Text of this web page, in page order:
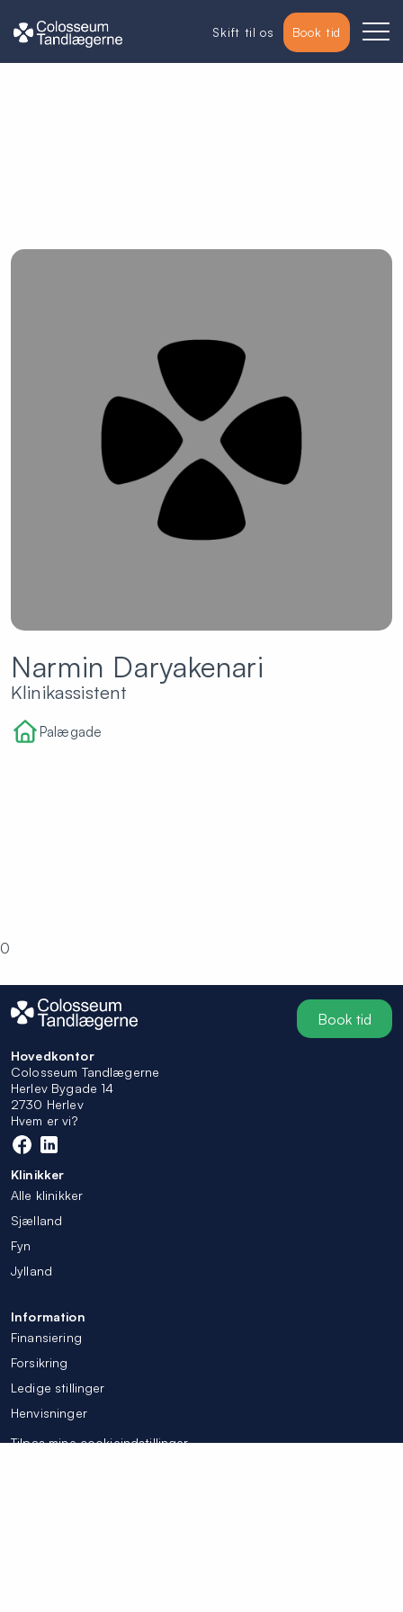
Narmin Daryakenari
Klinikassistent
Palægade
0
Book tid
Hovedkontor
Colosseum Tandlægerne
Herlev Bygade 14
2730 Herlev
Hvem er vi?
Klinikker
Alle klinikker
Sjælland
Fyn
Jylland
Information
Finansiering
Forsikring
Ledige stillinger
Henvisninger
Tilpas mine cookieindstillinger
Skift til os Book tid